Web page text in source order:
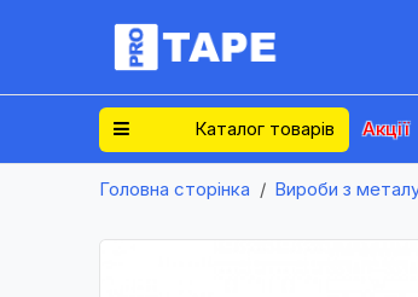
Каталог товарів Акції
Головна сторінка Вироби з